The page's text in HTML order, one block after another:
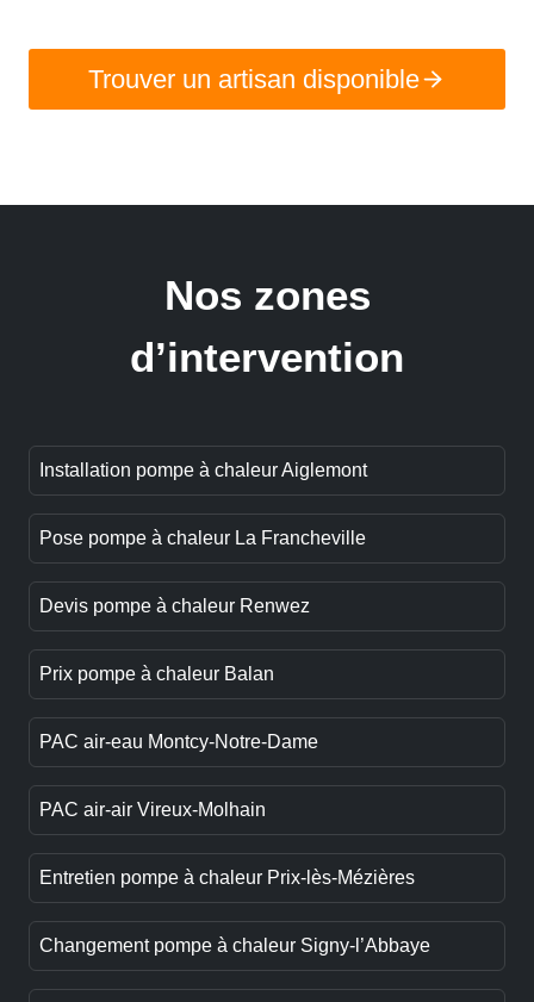
Trouver un artisan disponible
Nos zones
d’intervention
Installation pompe à chaleur Aiglemont
Pose pompe à chaleur La Francheville
Devis pompe à chaleur Renwez
Prix pompe à chaleur Balan
PAC air-eau Montcy-Notre-Dame
PAC air-air Vireux-Molhain
Entretien pompe à chaleur Prix-lès-Mézières
Changement pompe à chaleur Signy-l’Abbaye